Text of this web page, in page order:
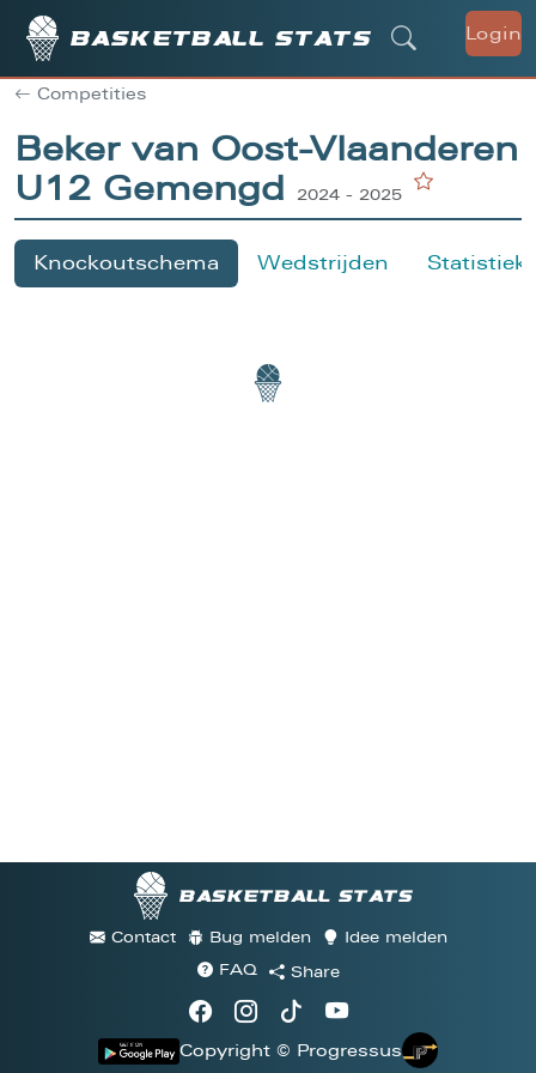
Basketball stats Login
Competities
Beker van Oost-Vlaanderen
U12 Gemengd
2024 - 2025
Knockoutschema Wedstrijden
Basketball stats
Contact Bug melden
Idee melden
FAQ
Share
Copyright © Progressus